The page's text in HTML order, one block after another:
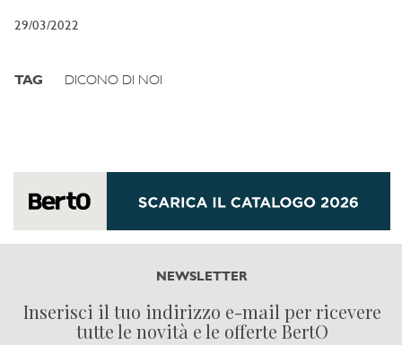
29/03/2022
TAG DICONO DI NOI
NEWSLETTER
Inserisci il tuo indirizzo e-mail per ricevere
tutte le novità e le offerte BertO